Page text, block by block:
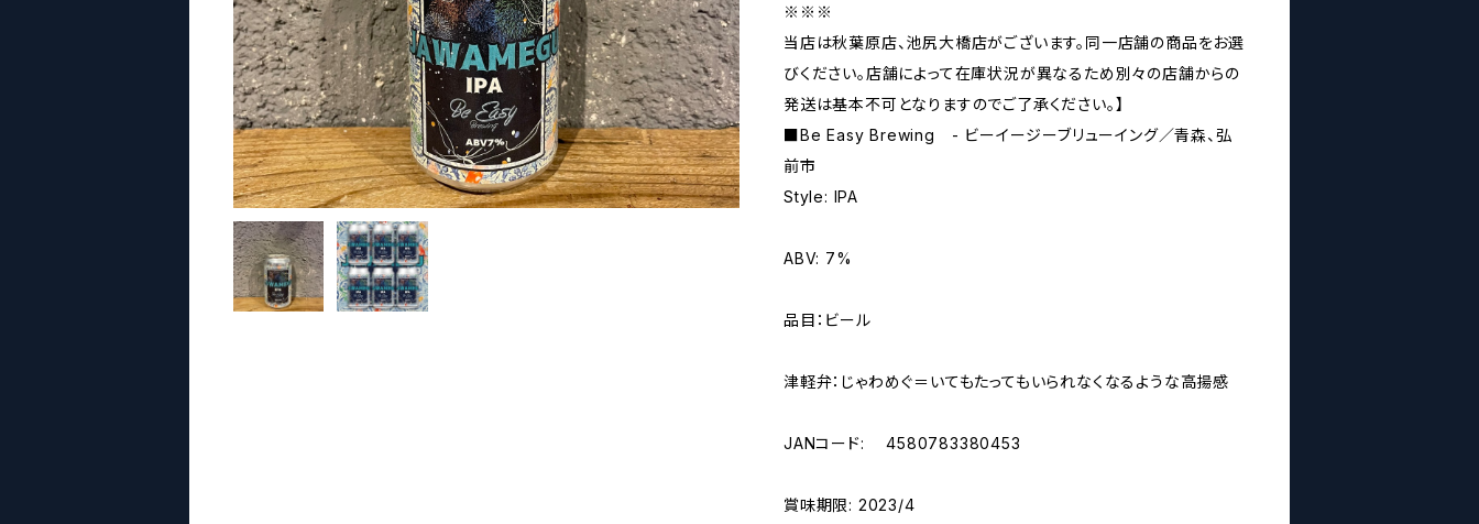
※※※
当店は秋葉原店、池尻大橋店がございます。同一店舗の商品をお選
びください。店舗によって在庫状況が異なるため別々の店舗からの
発送は基本不可となりますのでご了承ください。】
■Be Easy Brewing - ビーイージーブリューイング／青森、弘
前市
Style: IPA
ABV: 7%
品目：ビール
津軽弁：じゃわめぐ＝いてもたってもいられなくなるような高揚感
JANコード: 4580783380453
賞味期限: 2023/4